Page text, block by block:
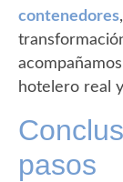
contenedores
hotelero real
pasos